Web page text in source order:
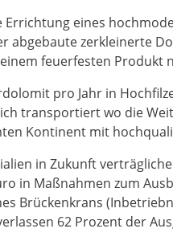
eines
abgebaute zerkleinerte
feuerfesten Produkt
pro Jahr in
transportiert wo die
Kontinent mit
in Zukunft
in Maßnahmen zum
Brückenkrans
62 Prozent der